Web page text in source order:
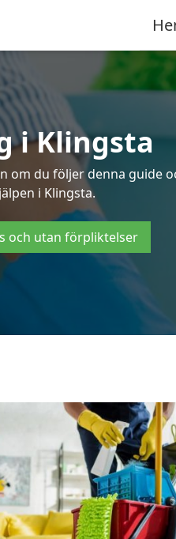
i Klingsta
du följer denna guide
i Klingsta.
och utan förpliktelser